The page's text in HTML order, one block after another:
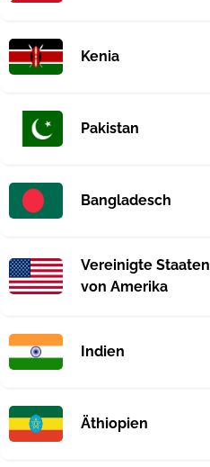
Kenia
Pakistan
Bangladesch
Vereinigte Staaten
von Amerika
Indien
Äthiopien